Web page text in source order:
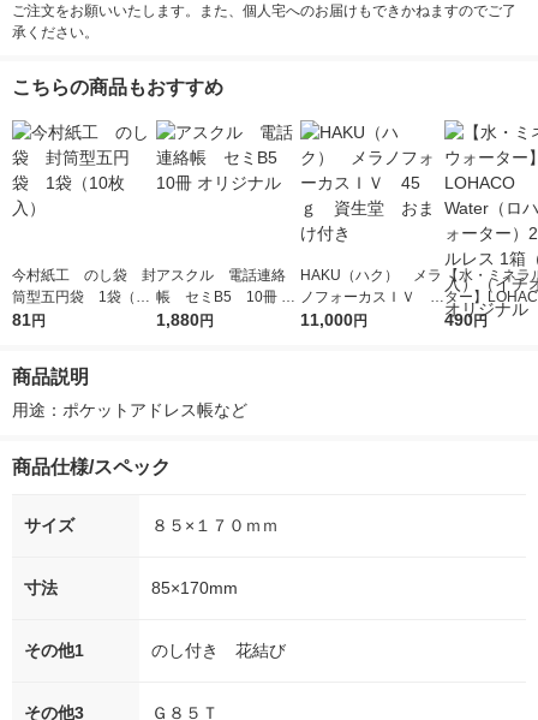
ご注文をお願いいたします。また、個人宅へのお届けもできかねますのでご了
承ください。
こちらの商品もおすすめ
今村紙工 のし袋 封
筒型五円袋 1袋（10
枚入）
81円
アスクル 電話連絡
帳 セミB5 10冊 オ
リジナル
1,880円
HAKU（ハク） メラ
ノフォーカスＩＶ 4
5ｇ 資生堂 おまけ
11,000円
【水・ミネラ
ター】
r（ロハコウ
490円
商品説明
用途：ポケットアドレス帳など
商品仕様/スペック
サイズ ８５×１７０ｍｍ
寸法 85×170mm
その他1 のし付き 花結び
その他3 Ｇ８５Ｔ